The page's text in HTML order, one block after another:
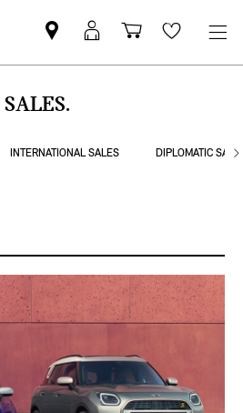
MINI
partner
MyMini-
login
Wishlist
INTERNATIONAL SALES DIPLOMATIC